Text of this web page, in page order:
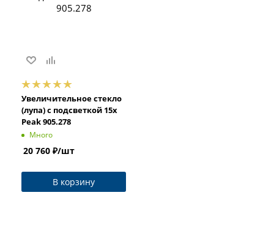
Увеличительное стекло
(лупа) с подсветкой 15x
Peak 905.278
Много
20 760 ₽/шт
В корзину